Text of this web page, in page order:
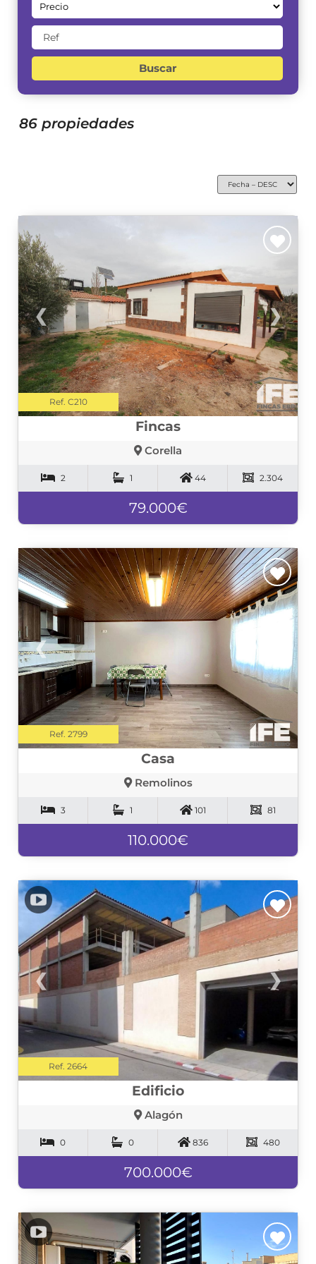
Buscar
86 propiedades
❮ ❯
Ref. C210
Fincas
Corella
2 1 44 2.304
79.000€
❮
Ref. 2799
Casa
Remolinos
3 1 101 81
110.000€
❮ ❯
Ref. 2664
Edificio
Alagón
0 0 836 480
700.000€